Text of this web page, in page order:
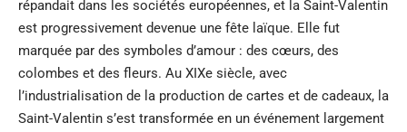
répandait dans les sociétés européennes, et la Saint-Valentin
est progressivement devenue une fête laïque. Elle fut
marquée par des symboles d’amour : des cœurs, des
colombes et des fleurs. Au XIXe siècle, avec
l’industrialisation de la production de cartes et de cadeaux, la
Saint-Valentin s’est transformée en un événement largement